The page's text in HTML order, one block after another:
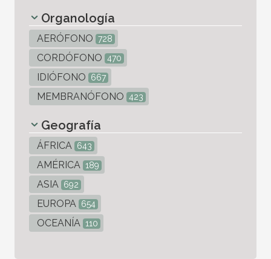
Organología
AERÓFONO 728
CORDÓFONO 470
IDIÓFONO 667
MEMBRANÓFONO 423
Geografía
ÁFRICA 643
AMÉRICA 189
ASIA 692
EUROPA 654
OCEANÍA 110